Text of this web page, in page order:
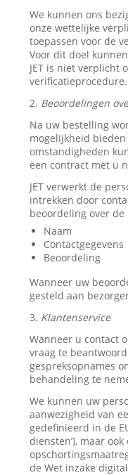
We kunnen ons
onze wettelijke
toepassen voor de
Voor dit doel
JET is niet verplicht
verificatieprocedure.
2. Beoordelingen
Na uw bestelling
mogelijkheid
omstandigheden
een contract met u
JET verwerkt de
intrekken door
beoordeling over
Naam
Contactgegevens
Beoordeling
Wanneer uw
gesteld aan
3. Klantenservice
Wanneer u contact
vraag te
gespreksopnames
behandeling te
We kunnen uw
aanwezigheid van
gedefinieerd in de
diensten’), maar
de Wet inzake